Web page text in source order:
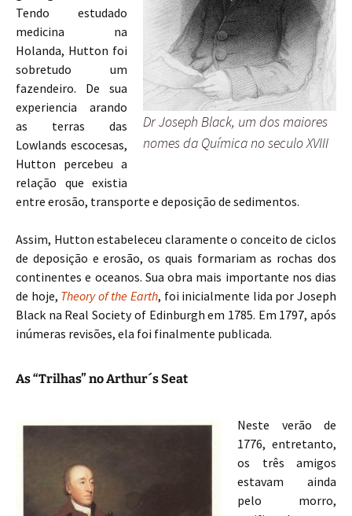
Dr Joseph Black, um dos maiores
nomes da Química no seculo XVIII
Tendo estudado
medicina na
Holanda, Hutton foi
sobretudo um
fazendeiro. De sua
experiencia arando
as terras das
Lowlands escocesas,
Hutton percebeu a
relação que existia
entre erosão, transporte e deposição de sedimentos.
Assim, Hutton estabeleceu claramente o conceito de ciclos
de deposição e erosão, os quais formariam as rochas dos
continentes e oceanos. Sua obra mais importante nos dias
de hoje, Theory of the Earth, foi inicialmente lida por Joseph
Black na Real Society of Edinburgh em 1785. Em 1797, após
inúmeras revisões, ela foi finalmente publicada.
As “Trilhas” no Arthur´s Seat
Neste verão de
1776, entretanto,
os três amigos
estavam ainda
pelo morro,